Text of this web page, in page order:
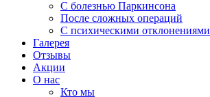
С болезнью Паркинсона
После сложных операций
С психическими отклонениями
Галерея
Отзывы
Акции
О нас
Кто мы